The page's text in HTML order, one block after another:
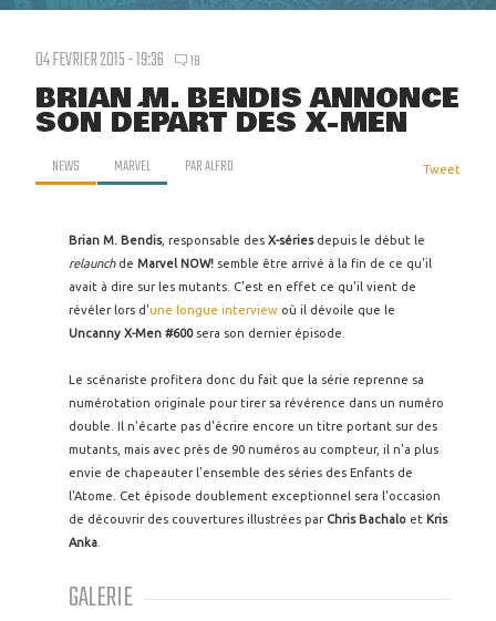
04 FEVRIER 2015 - 19:36 18
BRIAN M. BENDIS ANNONCE
SON DÉPART DES X-MEN
NEWS MARVEL PARALFRO Tweet
Brian M. Bendis, responsable des X-sériesdepuis le début le
relaunchde Marvel NOW! semble être arrivé à la fin de ce qu'il
avait à dire sur les mutants. C'est en effet ce qu'il vient de
révéler lors d'une longue interview où il dévoile que le
Uncanny X-Men #600sera son dernier épisode.
Le scénariste profitera donc du fait que la série reprenne sa
numérotation originale pour tirer sa révérence dans un numéro
double. Il n'écarte pas d'écrire encore un titre portant sur des
mutants, mais avec près de 90 numéros au compteur, il n'a plus
envie de chapeauter l'ensemble des séries des Enfants de
l'Atome. Cet épisode doublement exceptionnel sera l'occasion
de découvrir des couvertures illustrées par Chris Bachalo et Kris
Anka
GALERIE